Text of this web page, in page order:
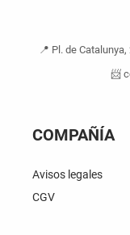
📍 Pl. de
📨
COMPAÑÍA
Avisos legales
CGV